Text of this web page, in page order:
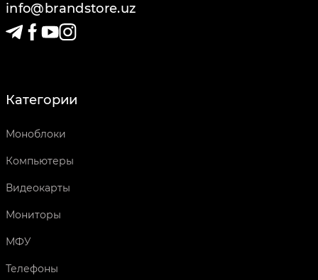
info@brandstore.uz
Категории
Моноблоки
Компьютеры
Видеокарты
Мониторы
МФУ
Телефоны